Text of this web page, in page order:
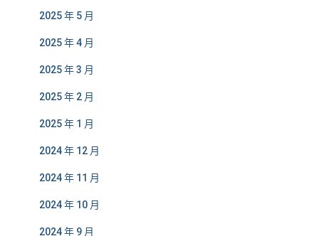
2025 年 5 月
2025 年 4 月
2025 年 3 月
2025 年 2 月
2025 年 1 月
2024 年 12 月
2024 年 11 月
2024 年 10 月
2024 年 9 月